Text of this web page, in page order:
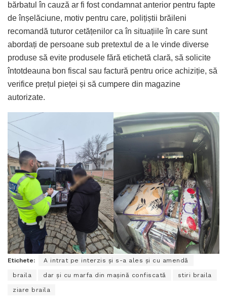
bărbatul în cauză ar fi fost condamnat anterior pentru fapte
de înșelăciune, motiv pentru care, polițiștii brăileni
recomandă tuturor cetățenilor ca în situațiile în care sunt
abordați de persoane sub pretextul de a le vinde diverse
produse să evite produsele fără etichetă clară, să solicite
întotdeauna bon fiscal sau factură pentru orice achiziție, să
verifice prețul pieței și să cumpere din magazine
autorizate.
Etichete: A intrat pe interzis și s-a ales și cu amendă
braila dar și cu marfa din mașină confiscată stiri braila
ziare braila